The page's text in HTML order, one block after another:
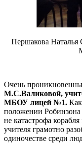
Першакова Наталья
Очень
М.С.Валиковой,
МБОУ лицей №1.
положении Робинзона
не катастрофа
учителя грамотно
одиночестве среди